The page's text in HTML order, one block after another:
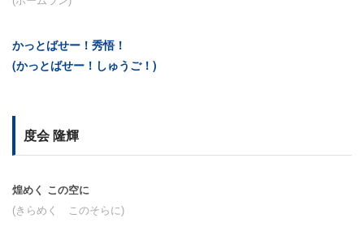
かっとばせー！秀悟！
(かっとばせー！しゅうご！)
度会 隆輝
煌めく この空に
(きらめく このそらに)